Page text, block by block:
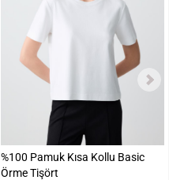
%100 Pamuk Kısa Kollu Basic
Örme Tişört